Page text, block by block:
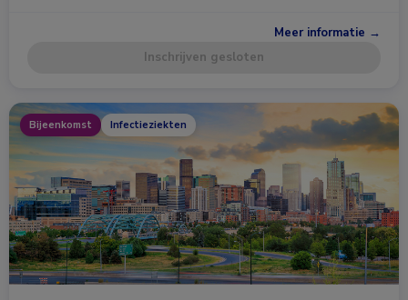
Meer informatie →
Inschrijven gesloten
Bijeenkomst Infectieziekten